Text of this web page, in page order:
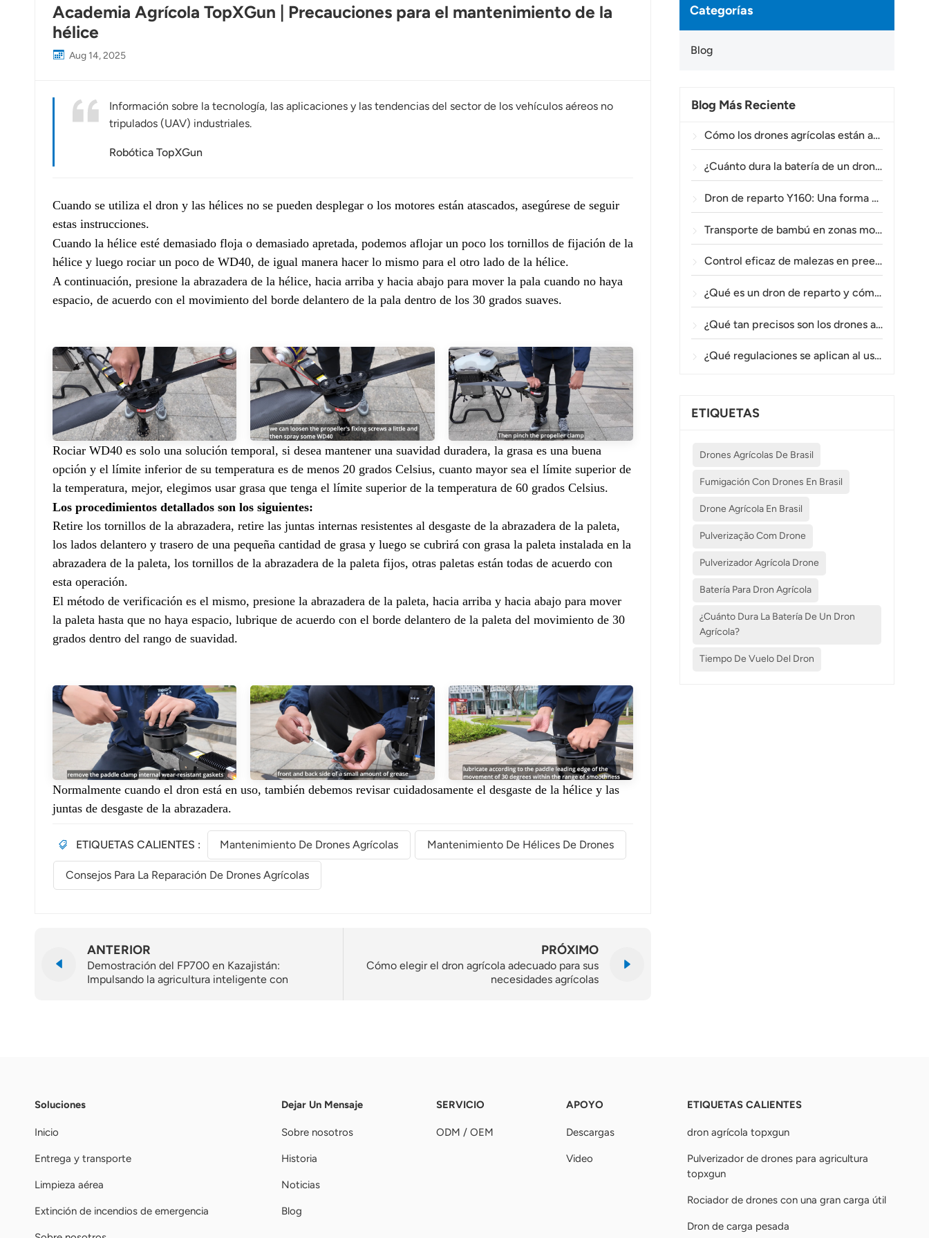
Categorías
Blog
Blog Más Reciente
Cómo los drones agrícolas están ayudando a los agricultores brasileños a mejorar las operaciones de fumigación de cultivos.
¿Cuánto dura la batería de un dron agrícola?
Dron de reparto Y160: Una forma más segura y eficiente de transportar materiales para torres eléctricas en terrenos montañosos.
Transporte de bambú en zonas montañosas: Cómo el TOPXGUN Y160 abre una nueva ruta desde el bosque hasta el punto de recogida.
Control eficaz de malezas en preemergencia en trigo con el dron agrícola A80.
¿Qué es un dron de reparto y cómo funciona la entrega mediante drones?
¿Qué tan precisos son los drones agrícolas en la pulverización y el monitoreo de cultivos?
¿Qué regulaciones se aplican al uso de drones agrícolas en diferentes países?
ETIQUETAS
Drones Agrícolas De Brasil
Fumigación Con Drones En Brasil
Drone Agrícola En Brasil
Pulverização Com Drone
Pulverizador Agrícola Drone
Batería Para Dron Agrícola
¿Cuánto Dura La Batería De Un Dron
Agrícola?
Tiempo De Vuelo Del Dron
Academia Agrícola TopXGun | Precauciones para el mantenimiento de la
hélice
Aug 14, 2025
Información sobre la tecnología, las aplicaciones y las tendencias del sector de los vehículos aéreos no
tripulados (UAV) industriales.
Robótica TopXGun
Cuando se utiliza el dron y las hélices no se pueden desplegar o los motores están atascados, asegúrese de seguir
estas instrucciones.
Cuando la hélice esté demasiado floja o demasiado apretada, podemos aflojar un poco los tornillos de fijación de la
hélice y luego rociar un poco de WD40, de igual manera hacer lo mismo para el otro lado de la hélice.
A continuación, presione la abrazadera de la hélice, hacia arriba y hacia abajo para mover la pala cuando no haya
espacio, de acuerdo con el movimiento del borde delantero de la pala dentro de los 30 grados suaves.
Rociar WD40 es solo una solución temporal, si desea mantener una suavidad duradera, la grasa es una buena
opción y el límite inferior de su temperatura es de menos 20 grados Celsius, cuanto mayor sea el límite superior de
la temperatura, mejor, elegimos usar grasa que tenga el límite superior de la temperatura de 60 grados Celsius.
Los procedimientos detallados son los siguientes:
Retire los tornillos de la abrazadera, retire las juntas internas resistentes al desgaste de la abrazadera de la paleta,
los lados delantero y trasero de una pequeña cantidad de grasa y luego se cubrirá con grasa la paleta instalada en la
abrazadera de la paleta, los tornillos de la abrazadera de la paleta fijos, otras paletas están todas de acuerdo con
esta operación.
El método de verificación es el mismo, presione la abrazadera de la paleta, hacia arriba y hacia abajo para mover
la paleta hasta que no haya espacio, lubrique de acuerdo con el borde delantero de la paleta del movimiento de 30
grados dentro del rango de suavidad.
Normalmente cuando el dron está en uso, también debemos revisar cuidadosamente el desgaste de la hélice y las
juntas de desgaste de la abrazadera.
ETIQUETAS CALIENTES : Mantenimiento De Drones Agrícolas Mantenimiento De Hélices De Drones
Consejos Para La Reparación De Drones Agrícolas
ANTERIOR
Demostración del FP700 en Kazajistán:
Impulsando la agricultura inteligente con
PRÓXIMO
Cómo elegir el dron agrícola adecuado para sus
necesidades agrícolas
Soluciones
Inicio
Entrega y transporte
Limpieza aérea
Extinción de incendios de emergencia
Dejar Un Mensaje
Sobre nosotros
Historia
Noticias
Blog
SERVICIO
ODM / OEM
APOYO
Descargas
Video
ETIQUETAS CALIENTES
dron agrícola topxgun
Pulverizador de drones para agricultura
topxgun
Rociador de drones con una gran carga útil
Dron de carga pesada